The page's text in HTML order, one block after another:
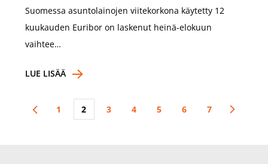
Suomessa asuntolainojen viitekorkona käytetty 12
kuukauden Euribor on laskenut heinä-elokuun
vaihtee…
LUE LISÄÄ
1 2 3 4 5 6 7